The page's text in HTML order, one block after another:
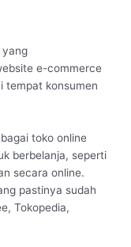
yang
e-commerce
tempat konsumen
toko online
berbelanja, seperti
secara online.
pastinya sudah
Tokopedia,